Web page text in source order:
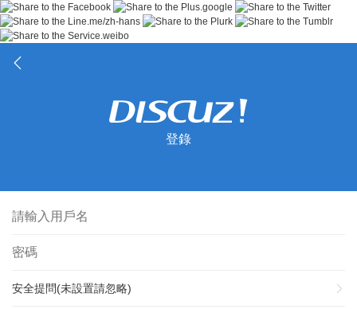
登錄
安全提問(未設置請忽略)